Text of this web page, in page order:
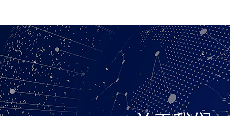
企业文化
企业荣誉
厂容厂貌
行业新闻 塑料封条系列
铅封-仪表系列
高保封系列
生产实力
技术资料
客户服务
岗位招聘